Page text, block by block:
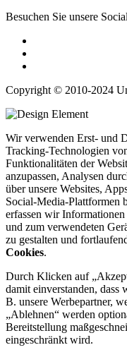
Besuchen Sie unsere
Copyright © 2010-2024
Wir verwenden Erst- und
Tracking-Technologien
Funktionalitäten der
anzupassen, Analysen
über unsere Websites,
Social-Media-Plattformen
erfassen wir
und zum verwendeten
zu gestalten und
Cookies.
Durch Klicken auf
damit einverstanden,
B. unsere Werbepartner,
„Ablehnen“ werden
Bereitstellung
eingeschränkt wird.